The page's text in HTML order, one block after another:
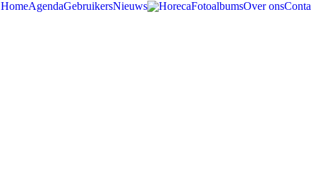
HomeAgendaGebruikersNieuws HorecaFotoalbumsOver ons